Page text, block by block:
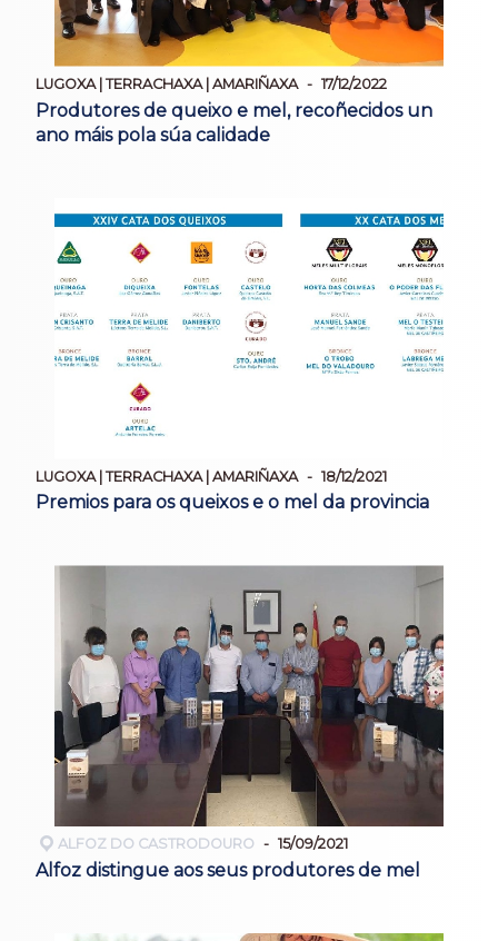
LUGOXA | TERRACHAXA | AMARIÑAXA 17/12/2022
Produtores de queixo e mel, recoñecidos un
ano máis pola súa calidade
LUGOXA | TERRACHAXA | AMARIÑAXA 18/12/2021
Premios para os queixos e o mel da provincia
ALFOZ DO CASTRODOURO 15/09/2021
Alfoz distingue aos seus produtores de mel